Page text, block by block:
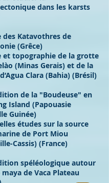
dans les karsts
des Katavothres de
(Grêce)
et topographie de la grotte
(Minas Gerais) et de la
Clara (Bahia) (Brésil)
de la "Boudeuse" en
Island (Papouasie
Guinée)
études sur la source
de Port Miou
Cassis) (France)
spéléologique autour
de Vaca Plateau